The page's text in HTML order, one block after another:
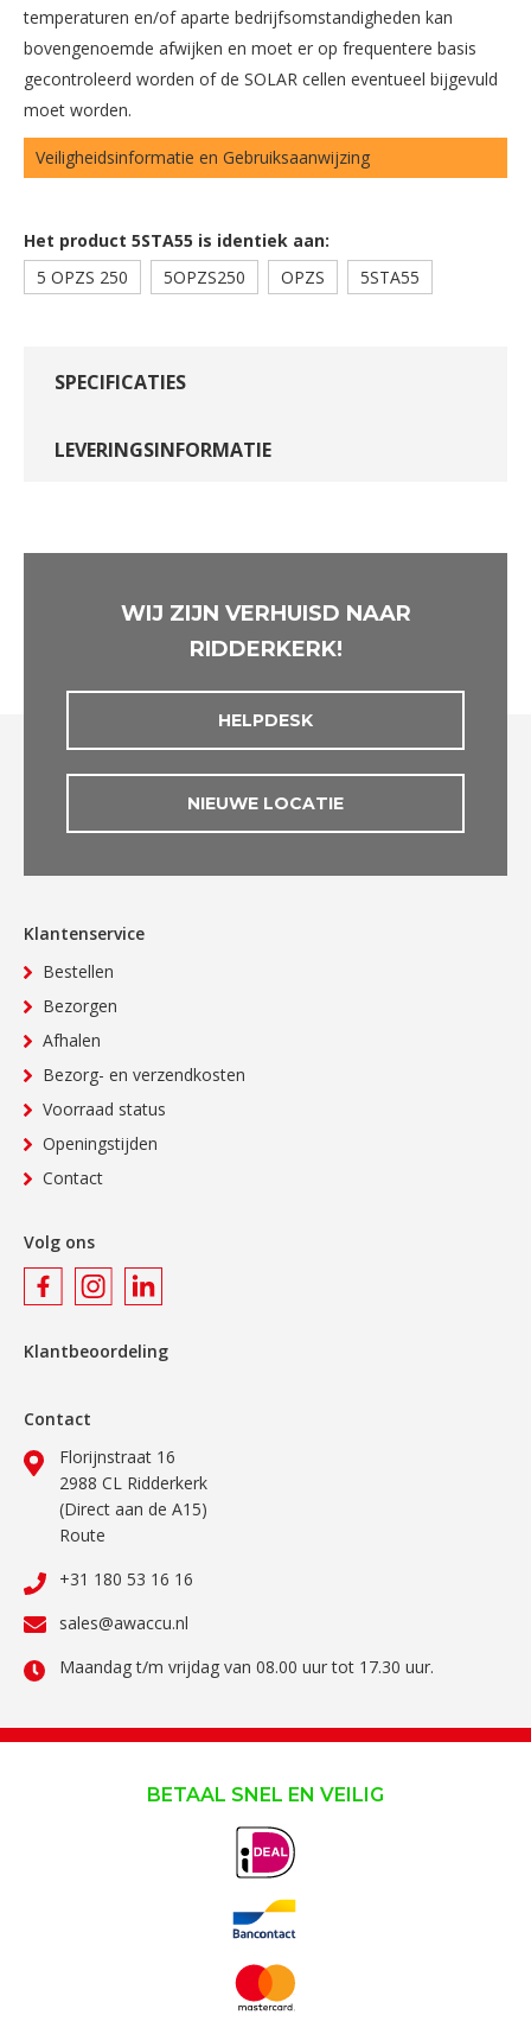
temperaturen en/of aparte bedrijfsomstandigheden kan
bovengenoemde afwijken en moet er op frequentere basis
gecontroleerd worden of de SOLAR cellen eventueel bijgevuld
moet worden.
Veiligheidsinformatie en Gebruiksaanwijzing
Het product 5STA55 is identiek aan:
5 OPZS 250
5OPZS250 OPZS 5STA55
SPECIFICATIES
LEVERINGSINFORMATIE
WIJ ZIJN VERHUISD NAAR
RIDDERKERK!
HELPDESK
NIEUWE LOCATIE
Klantenservice
Bestellen
Bezorgen
Afhalen
Bezorg- en verzendkosten
Voorraad status
Openingstijden
Contact
Volg ons
Klantbeoordeling
Contact
Florijnstraat 16
2988 CL Ridderkerk
(Direct aan de A15)
Route
+31 180 53 16 16
sales@awaccu.nl
Maandag t/m vrijdag van 08.00 uur tot 17.30 uur.
BETAAL SNEL EN VEILIG